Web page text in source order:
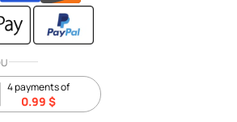
4 payments of
0.99 $